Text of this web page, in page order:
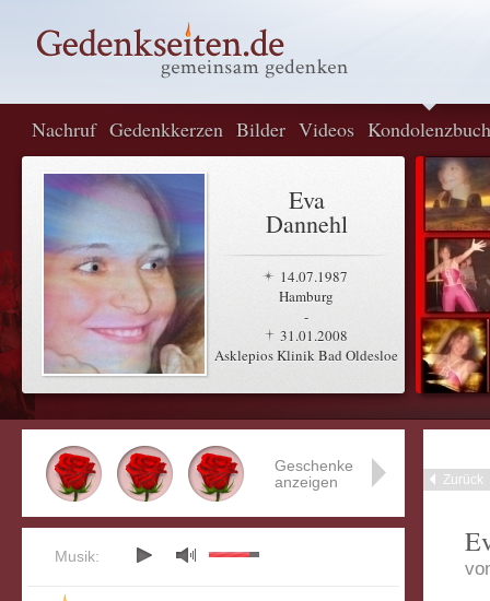
Nachruf Gedenkkerzen Bilder Videos Kondolenzbuch
Eva
Dannehl
14.07.1987
Hamburg
-
31.01.2008
Asklepios Klinik Bad Oldesloe
Zurück
Geschenke
anzeigen
Musik: